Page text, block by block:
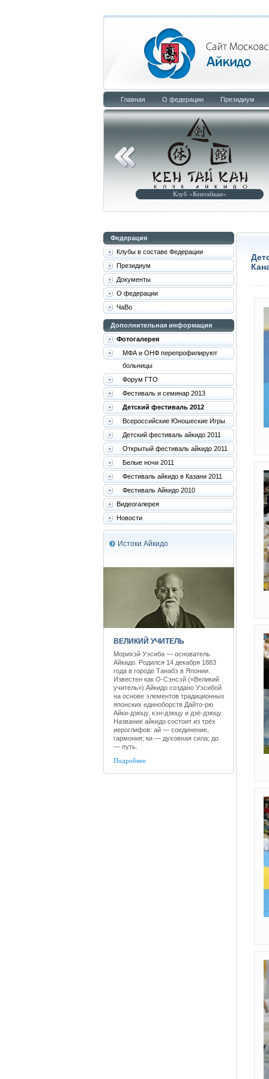
Главная О федерации Президиум
Центр развития айкидо «Кенаге»
Федерация
Клубы в составе Федерации
Президиум
Документы
О федерации
ЧаВо
Дополнительная информация
Фотогалерея
МФА и ОНФ перепрофилируют
больницы
Форум ГТО
Фестиваль и семинар 2013
Детский фестиваль 2012
Всероссийские Юношеские Игры
Детский фестиваль айкидо 2011
Открытый фестиваль айкидо 2011
Белые ночи 2011
Фестиваль айкидо в Казани 2011
Фестиваль Айкидо 2010
Видеогалерея
Новости
Истоки Айкидо
ВЕЛИКИЙ УЧИТЕЛЬ
Морихэй Уэсиба — основатель
Айкидо. Родился 14 декабря 1883
года в городе Танабэ в Японии.
Известен как О-Сэнсэй («Великий
учитель»).Айкидо создано Уэсибой
на основе элементов традиционных
японских единоборств Дайто-рю
Айки-дзюцу, кэн-дзюцу и дзё-дзюцу.
Название айкидо состоит из трёх
иероглифов: ай — соединение,
гармония; ки — духовная сила; до
— путь.
Подробнее